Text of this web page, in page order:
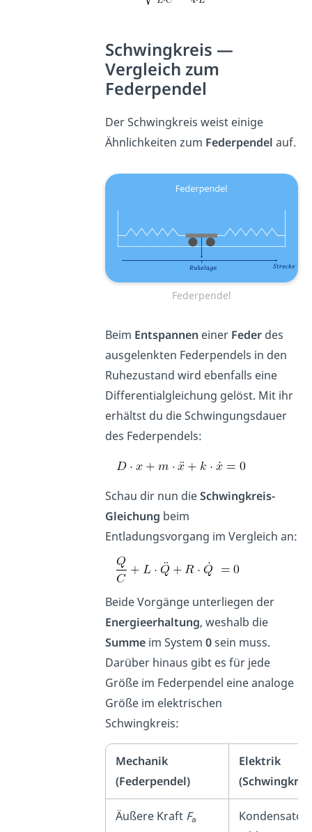
Schwingkreis —
Vergleich zum
Federpendel
Der Schwingkreis weist einige
Ähnlichkeiten zum Federpendel auf.
Federpendel
Beim Entspannen einer Feder des
ausgelenkten Federpendels in den
Ruhezustand wird ebenfalls eine
Differentialgleichung gelöst. Mit ihr
erhältst du die Schwingungsdauer
des Federpendels:
Schau dir nun dieSchwingkreis-
Gleichung beim
Entladungsvorgang im Vergleich an:
Beide Vorgänge unterliegen der
Energieerhaltung, weshalb die
Summeim System 0sein muss.
Darüber hinaus gibt es für jede
Größe im Federpendel eine analoge
Größe im elektrischen
Schwingkreis:
Mechanik
(Federpendel)
Elektrik
Äußere Kraft Fa